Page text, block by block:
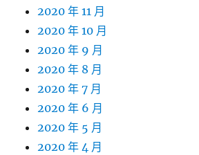
2020 年 11 月
2020 年 10 月
2020 年 9 月
2020 年 8 月
2020 年 7 月
2020 年 6 月
2020 年 5 月
2020 年 4 月